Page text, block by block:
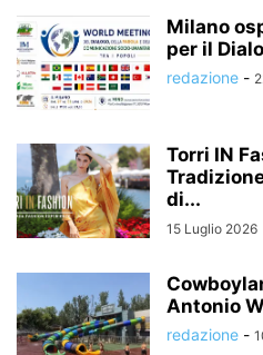
Milano
per il
redazione -
Torri IN
di...
15 Luglio 2026
Antonio
redazione -